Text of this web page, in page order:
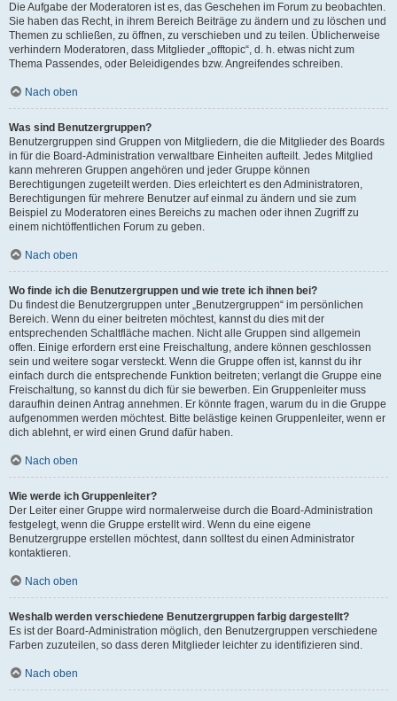
Die Aufgabe der Moderatoren ist es, das Geschehen im Forum zu beobachten.
Sie haben das Recht, in ihrem Bereich Beiträge zu ändern und zu löschen und
Themen zu schließen, zu öffnen, zu verschieben und zu teilen. Üblicherweise
verhindern Moderatoren, dass Mitglieder „offtopic“, d. h. etwas nicht zum
Thema Passendes, oder Beleidigendes bzw. Angreifendes schreiben.
Nach oben
Was sind Benutzergruppen?
Benutzergruppen sind Gruppen von Mitgliedern, die die Mitglieder des Boards
in für die Board-Administration verwaltbare Einheiten aufteilt. Jedes Mitglied
kann mehreren Gruppen angehören und jeder Gruppe können
Berechtigungen zugeteilt werden. Dies erleichtert es den Administratoren,
Berechtigungen für mehrere Benutzer auf einmal zu ändern und sie zum
Beispiel zu Moderatoren eines Bereichs zu machen oder ihnen Zugriff zu
einem nichtöffentlichen Forum zu geben.
Nach oben
Wo finde ich die Benutzergruppen und wie trete ich ihnen bei?
Du findest die Benutzergruppen unter „Benutzergruppen“ im persönlichen
Bereich. Wenn du einer beitreten möchtest, kannst du dies mit der
entsprechenden Schaltfläche machen. Nicht alle Gruppen sind allgemein
offen. Einige erfordern erst eine Freischaltung, andere können geschlossen
sein und weitere sogar versteckt. Wenn die Gruppe offen ist, kannst du ihr
einfach durch die entsprechende Funktion beitreten; verlangt die Gruppe eine
Freischaltung, so kannst du dich für sie bewerben. Ein Gruppenleiter muss
daraufhin deinen Antrag annehmen. Er könnte fragen, warum du in die Gruppe
aufgenommen werden möchtest. Bitte belästige keinen Gruppenleiter, wenn er
dich ablehnt, er wird einen Grund dafür haben.
Nach oben
Wie werde ich Gruppenleiter?
Der Leiter einer Gruppe wird normalerweise durch die Board-Administration
festgelegt, wenn die Gruppe erstellt wird. Wenn du eine eigene
Benutzergruppe erstellen möchtest, dann solltest du einen Administrator
kontaktieren.
Nach oben
Weshalb werden verschiedene Benutzergruppen farbig dargestellt?
Es ist der Board-Administration möglich, den Benutzergruppen verschiedene
Farben zuzuteilen, so dass deren Mitglieder leichter zu identifizieren sind.
Nach oben